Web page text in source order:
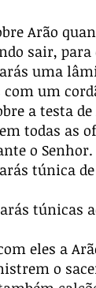
Arão
sair,
uma
com um
a testa
todas as
o Senhor.
túnica
túnicas
eles a
o